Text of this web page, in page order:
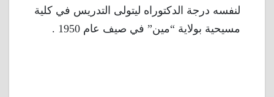
لنفسه درجة الدكتوراه ليتولى التدريس في كلية
مسيحية بولاية “مين” في صيف عام 1950 .